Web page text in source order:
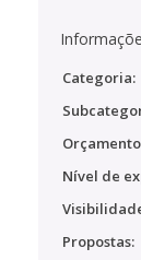
Categoria:
Nível de
Propostas: